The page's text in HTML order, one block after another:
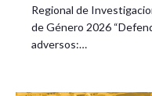
Regional de
de Género 2026
adversos:…